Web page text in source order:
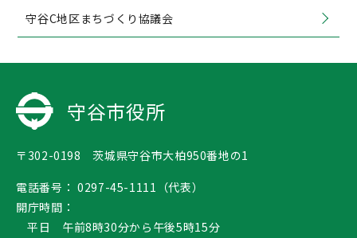
守谷C地区まちづくり協議会
守谷市役所
〒302-0198 茨城県守谷市大柏950番地の1
電話番号： 0297-45-1111（代表）
開庁時間：
平日 午前8時30分から午後5時15分